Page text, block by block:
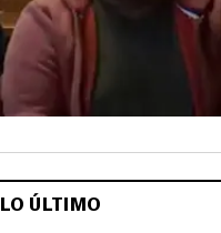
LO ÚLTIMO